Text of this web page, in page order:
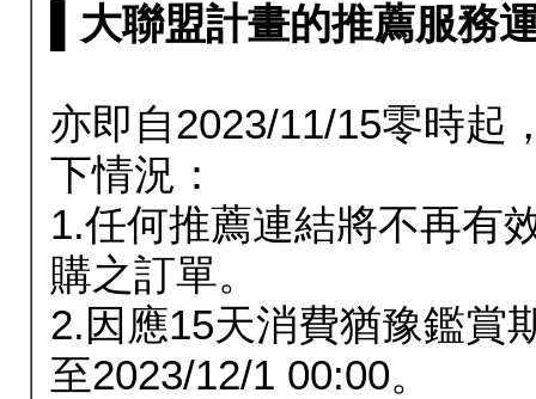
▌大聯盟計畫的推薦服務
亦即自2023/11/15零時起
下情況：
1.任何推薦連結將不再有
購之訂單。
2.因應15天消費猶豫鑑賞
至2023/12/1 00:00。